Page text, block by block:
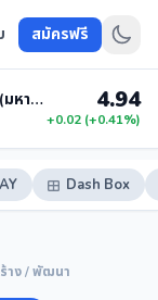
สมัครฟรี
บริษัท ดับบลิวเอชเอ คอร์ปอเรชั่น จำกัด (มหาชน) 4.94
+0.02 (+0.41%)
Dash Box
าง / พัฒนา